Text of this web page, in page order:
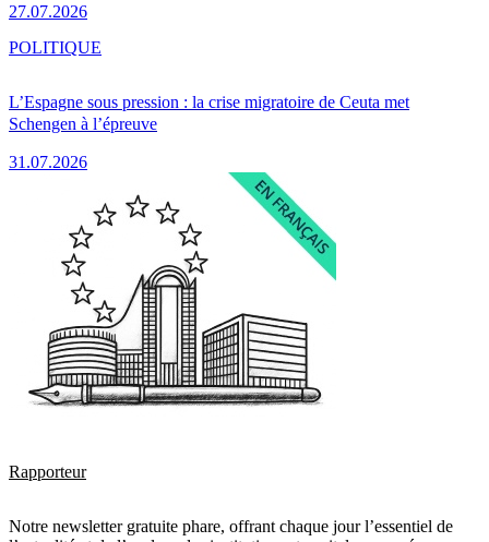
27.07.2026
L’Espagne sous pression : la crise migratoire de Ceuta met
Schengen à l’épreuve
31.07.2026
POLITIQUE
Rapporteur
Notre newsletter gratuite phare, offrant chaque jour l’essentiel de